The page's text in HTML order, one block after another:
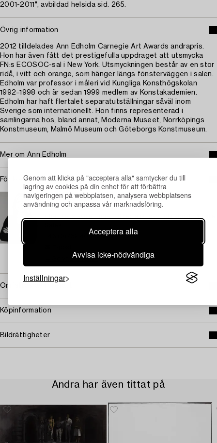
Genom att klicka på "acceptera alla" samtycker du till
lagring av cookies på din enhet för att förbättra
navigeringen på webbplatsen, analysera webbplatsens
användning och anpassa vår marknadsföring.
Acceptera alla
Avvisa icke-nödvändiga
Inställningar
2001-2011", avbildad helsida sid. 265.
Övrig information
2012 tilldelades Ann Edholm Carnegie Art Awards andrapris.
Hon har även fått det prestigefulla uppdraget att utsmycka
FN:s ECOSOC-sal i New York. Utsmyckningen består av en stor
ridå, i vitt och orange, som hänger längs fönsterväggen i salen.
Edholm var professor i måleri vid Kungliga Konsthögskolan
1992–1998 och är sedan 1999 medlem av Konstakademien.
Edholm har haft flertalet separatutställningar såväl inom
Sverige som internationellt. Hon finns representerad i
samlingarna hos, bland annat, Moderna Museet, Norrköpings
Konstmuseum, Malmö Museum och Göteborgs Konstmuseum.
Mer om Ann Edholm
För konditionsrapport kontakta specialist
STOCKHOLM
Louise Wrede
+46 (0)739 40 08 19
→ Se vad vi söker
Omfattas av följerätt
Köpinformation
Bildrättigheter
Andra har även tittat på